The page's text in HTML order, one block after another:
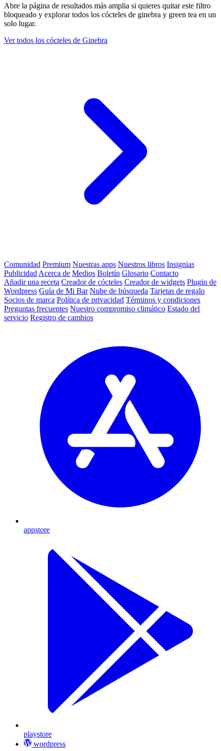
Abre la página de resultados más amplia si quieres quitar este filtro
bloqueado y explorar todos los cócteles de ginebra y green tea en un
solo lugar.
Ver todos los cócteles de Ginebra
Comunidad Premium Nuestras apps Nuestros libros Insignias
Publicidad Acerca de Medios Boletín Glosario Contacto
Añadir una receta Creador de cócteles Creador de widgets Plugin de
Wordpress Guía de Mi Bar Nube de búsqueda Tarjetas de regalo
Socios de marca Política de privacidad Términos y condiciones
Preguntas frecuentes Nuestro compromiso climático Estado del
servicio Registro de cambios
appstore
playstore
wordpress